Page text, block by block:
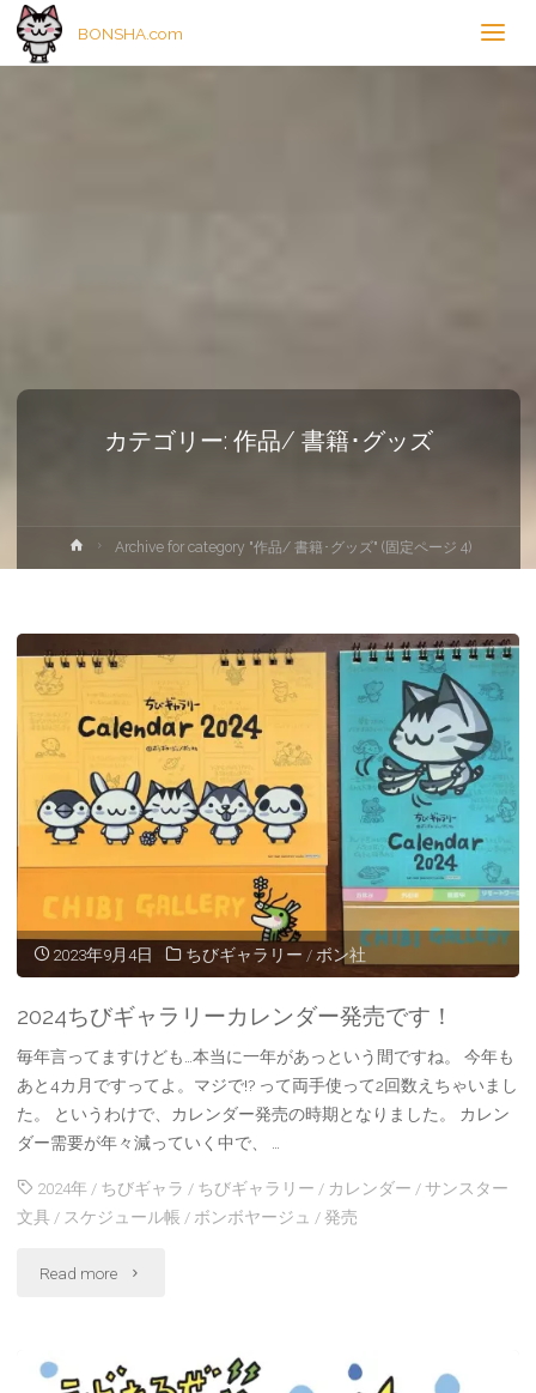
BONSHA.com
カテゴリー: 作品/ 書籍･グッズ
ホ
ー
Archive for category "作品/ 書籍･グッズ" (固定ページ 4)
2023年9月4日 ちびギャラリー / ボン社
2024ちびギャラリーカレンダー発売です！
毎年言ってますけども…本当に一年があっという間ですね。 今年も
あと4カ月ですってよ。マジで!? って両手使って2回数えちゃいまし
た。 というわけで、カレンダー発売の時期となりました。 カレン
ダー需要が年々減っていく中で、 …
2024年/ ちびギャラ / ちびギャラリー / カレンダー /サンスター
文具 / スケジュール帳 / ボンボヤージュ /発売
Read more "2024
び